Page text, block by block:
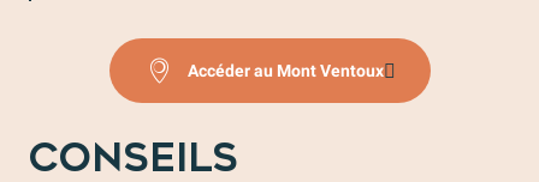
Accéder au Mont Ventoux
CONSEILS